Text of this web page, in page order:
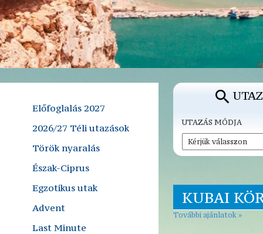
Előfoglalás 2027
2026/27 Téli utazások
Török nyaralás
Észak-Ciprus
Egzotikus utak
Advent
Last Minute
UTAZÁS MÓDJA
KUBAI
További ajánlatok »